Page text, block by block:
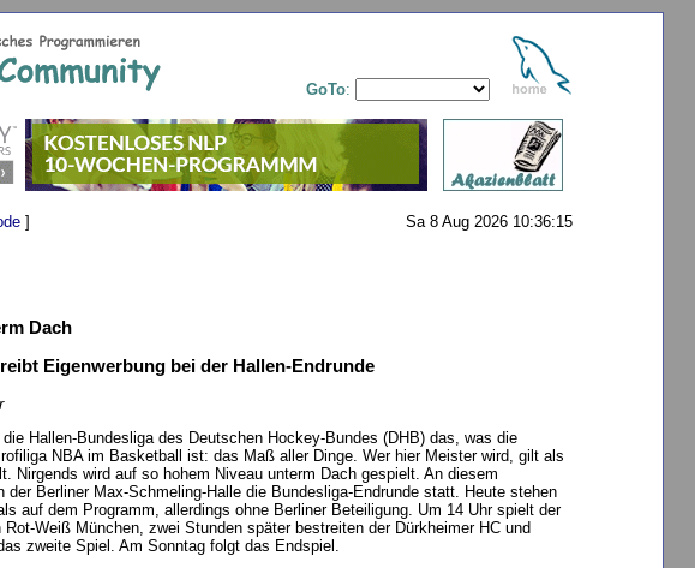
GoTo:
] Sa 8 Aug 2026 10:36:15
Dach
Eigenwerbung bei der Hallen-Endrunde
Hallen-Bundesliga des Deutschen Hockey-Bundes (DHB) das, was die
NBA im Basketball ist: das Maß aller Dinge. Wer hier Meister wird, gilt als
Nirgends wird auf so hohem Niveau unterm Dach gespielt. An diesem
der Berliner Max-Schmeling-Halle die Bundesliga-Endrunde statt. Heute stehen
auf dem Programm, allerdings ohne Berliner Beteiligung. Um 14 Uhr spielt der
Rot-Weiß München, zwei Stunden später bestreiten der Dürkheimer HC und
zweite Spiel. Am Sonntag folgt das Endspiel.